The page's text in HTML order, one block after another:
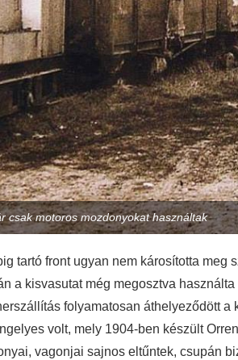
csak motoros mozdonyokat használtak
tartó front ugyan nem károsította meg
a kisvasutat még megosztva
folyamatosan áthelyeződött a
volt, mely 1904-ben készült
vagonjai sajnos eltűntek, csupán